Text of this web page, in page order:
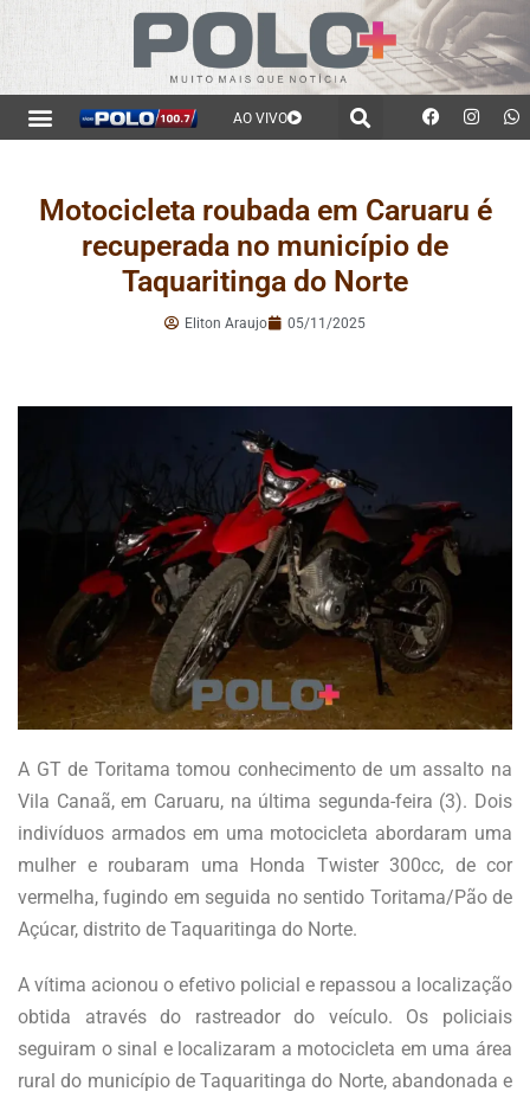
AO VIVO
Motocicleta roubada em Caruaru é
recuperada no município de
Taquaritinga do Norte
Eliton Araujo 05/11/2025
A GT de Toritama tomou conhecimento de um assalto na
Vila Canaã, em Caruaru, na última segunda-feira (3). Dois
indivíduos armados em uma motocicleta abordaram uma
mulher e roubaram uma Honda Twister 300cc, de cor
vermelha, fugindo em seguida no sentido Toritama/Pão de
Açúcar, distrito de Taquaritinga do Norte.
A vítima acionou o efetivo policial e repassou a localização
obtida através do rastreador do veículo. Os policiais
seguiram o sinal e localizaram a motocicleta em uma área
rural do município de Taquaritinga do Norte, abandonada e